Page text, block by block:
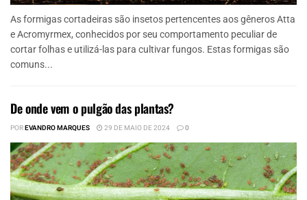
As formigas cortadeiras são insetos pertencentes aos gêneros Atta
e Acromyrmex, conhecidos por seu comportamento peculiar de
cortar folhas e utilizá-las para cultivar fungos. Estas formigas são
comuns...
De onde vem o pulgão das plantas?
POREVANDRO MARQUES 29 DE MAIO DE 2024 0